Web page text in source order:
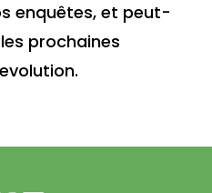
enquêtes, et peut-
prochaines